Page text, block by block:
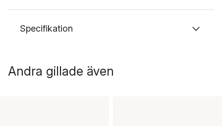
Specifikation
Andra gillade även